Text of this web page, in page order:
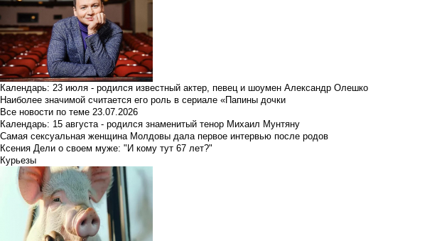
Календарь: 23 июля - родился известный актер, певец и шоумен Александр Олешко
Наиболее значимой считается его роль в сериале «Папины дочки
Все новости по теме 23.07.2026
Календарь: 15 августа - родился знаменитый тенор Михаил Мунтяну
Самая сексуальная женщина Молдовы дала первое интервью после родов
Ксения Дели о своем муже: "И кому тут 67 лет?"
Курьезы